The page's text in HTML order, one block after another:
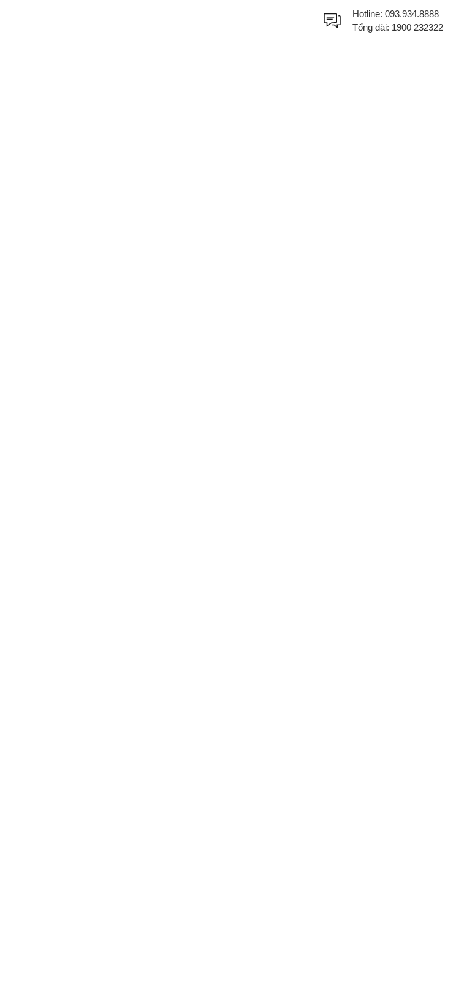
Hotline: 093.934.8888
Tổng đài: 1900 232322